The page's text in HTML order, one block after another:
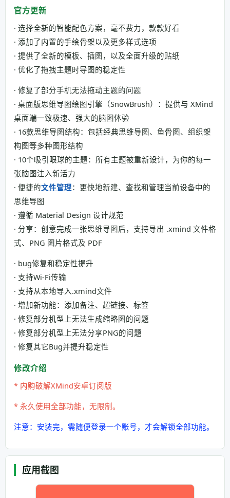
官方更新
· 选择全新的智能配色方案，毫不费力，款款好看
· 添加了内置的手绘骨架以及更多样式选项
· 提供了全新的模板、插图，以及全面升级的贴纸
· 优化了拖拽主题时导图的稳定性
· 修复了部分手机无法拖动主题的问题
· 桌面版思维导图绘图引擎（SnowBrush）：提供与 XMind
桌面端一致极速、强大的脑图体验
· 16款思维导图结构：包括经典思维导图、鱼骨图、组织架
构图等多种图形结构
· 10个吸引眼球的主题：所有主题被重新设计，为你的每一
张脑图注入新活力
· 便捷的文件管理：更快地新建、查找和管理当前设备中的
思维导图
· 遵循 Material Design 设计规范
· 分享：创意完成一张思维导图后，支持导出 .xmind 文件格
式、PNG 图片格式及 PDF
· bug修复和稳定性提升
· 支持Wi-Fi传输
· 支持从本地导入.xmind文件
· 增加新功能：添加备注、超链接、标签
· 修复部分机型上无法生成缩略图的问题
· 修复部分机型上无法分享PNG的问题
· 修复其它Bug并提升稳定性
修改介绍
* 内购破解XMind安卓订阅版
* 永久使用全部功能，无限制。
注意：安装完，需随便登录一个账号，才会解锁全部功能。
应用截图